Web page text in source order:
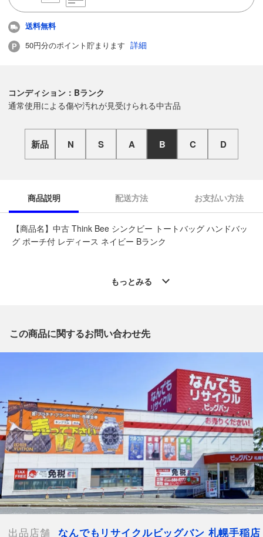
送料無料
50円分のポイント貯まります 詳細
コンディション：Bランク
通常使用による傷や汚れが見受けられる中古品
新品 N S A B C D
商品説明 配送方法 お支払い方法
【商品名】中古 Think Bee シンクビー トートバッグ ハンドバッ
グ ポーチ付 レディース ネイビー Bランク
※「なんでもリサイクルビッグバン 公式オンラインストアの出
【店舗内商品コード】1009103075587
【メーカー】Think Bee/シンクビー
【対象】レディース
【カラー】ネイビー
【サイズ】W約37.5cm x H約19.5cm x D約9cm
【付属品】保存袋
通常使用による傷や汚れが見受けられる中古品
【詳細備考】
使用感、傷やスレ、劣化がございます。
中に青っぽい汚れがございます(写真9枚目参照)
もっとみる
この商品に関するお問い合わせ先
出品店舗 なんでもリサイクルビッグバン 札幌手稲店